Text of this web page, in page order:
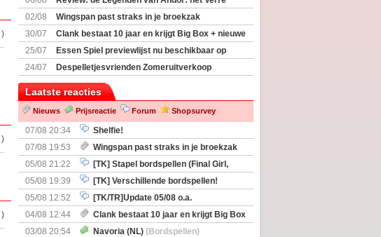
)
)
)
Land
02/08
Wingspan past straks in je broekzak
30/07
Clank bestaat 10 jaar en krijgt Big Box + nieuwe
uitbreiding
25/07
Essen Spiel previewlijst nu beschikbaar op
Boardgamegeek
24/07
Despelletjesvrienden Zomeruitverkoop
Laatste reacties
Nieuws Prijsreactie Forum Shopsurvey
07/08 20:34
Shelfie!
07/08 19:53
Wingspan past straks in je broekzak
05/08 21:22
[TK] Stapel bordspellen (Final Girl,
Nemesis Retaliation, Zombicide Invader)
05/08 19:39
[TK] Verschillende bordspellen!
05/08 12:52
[TK/TR]Update 05/08 o.a.
Prijsverlagingen, Imperium Horizons, 20 Strong
04/08 12:44
Clank bestaat 10 jaar en krijgt Big Box
+ nieuwe uitbreiding
03/08 20:54 Navoria (NL) (Bordspellen)